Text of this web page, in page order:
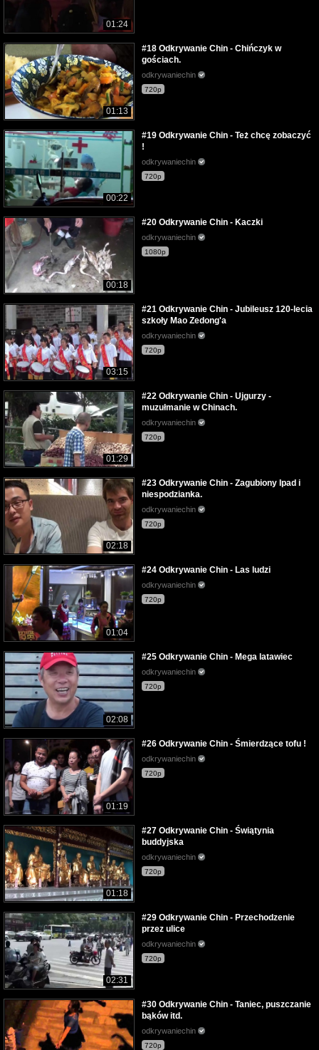
01:24
01:13
#18 Odkrywanie Chin - Chińczyk w
gościach.
odkrywaniechin
720p
00:22
#19 Odkrywanie Chin - Też chcę zobaczyć
!
odkrywaniechin
720p
00:18
#20 Odkrywanie Chin - Kaczki
odkrywaniechin
1080p
03:15
#21 Odkrywanie Chin - Jubileusz 120-lecia
szkoły Mao Zedong'a
odkrywaniechin
720p
01:29
#22 Odkrywanie Chin - Ujgurzy -
muzułmanie w Chinach.
odkrywaniechin
720p
02:18
#23 Odkrywanie Chin - Zagubiony Ipad i
niespodzianka.
odkrywaniechin
720p
01:04
#24 Odkrywanie Chin - Las ludzi
odkrywaniechin
720p
02:08
#25 Odkrywanie Chin - Mega latawiec
odkrywaniechin
720p
01:19
#26 Odkrywanie Chin - Śmierdzące tofu !
odkrywaniechin
720p
01:18
#27 Odkrywanie Chin - Świątynia
buddyjska
odkrywaniechin
720p
02:31
#29 Odkrywanie Chin - Przechodzenie
przez ulice
odkrywaniechin
720p
#30 Odkrywanie Chin - Taniec, puszczanie
bąków itd.
odkrywaniechin
720p